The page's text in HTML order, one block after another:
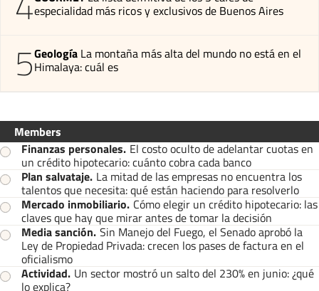
especialidad más ricos y exclusivos de Buenos Aires
5Geología La montaña más alta del mundo no está en el
Himalaya: cuál es
Members
Finanzas personales. El costo oculto de adelantar cuotas en
un crédito hipotecario: cuánto cobra cada banco
Plan salvataje. La mitad de las empresas no encuentra los
talentos que necesita: qué están haciendo para resolverlo
Mercado inmobiliario. Cómo elegir un crédito hipotecario: las
claves que hay que mirar antes de tomar la decisión
Media sanción. Sin Manejo del Fuego, el Senado aprobó la
Ley de Propiedad Privada: crecen los pases de factura en el
oficialismo
Actividad. Un sector mostró un salto del 230% en junio: ¿qué
lo explica?